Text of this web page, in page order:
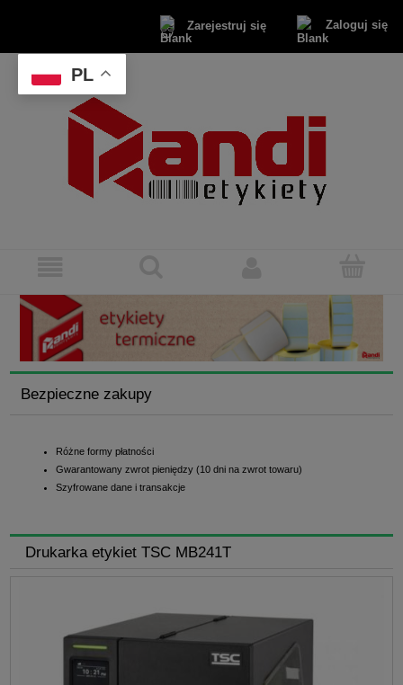
Zarejestruj się Zaloguj się
Bezpieczne zakupy
Różne formy płatności
Gwarantowany zwrot pieniędzy (10 dni na zwrot towaru)
Szyfrowane dane i transakcje
Drukarka etykiet TSC MB241T
PL